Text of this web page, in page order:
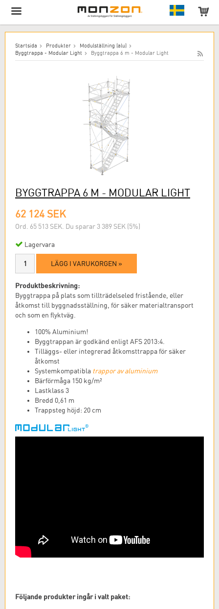
Produkten har lagts till i varukorgen!
Startsida Produkter
Modulställning (alu)
Byggtrappa - Modular Light
Byggtrappa 6 m - Modular Light
BYGGTRAPPA 6 M - MODULAR LIGHT
62 124 SEK
Ord. 65 513 SEK. Du sparar 3 389 SEK (5%)
Lagervara
LÄGG I VARUKORGEN »
Produktbeskrivning:
Byggtrappa på plats som tillträdelseled fristående, eller
åtkomst till byggnadsställning, för säker materialtransport
och som en flyktväg.
100% Aluminium!
Byggtrappan är godkänd enligt AFS 2013:4.
Tilläggs- eller integrerad åtkomsttrappa för säker
åtkomst
Systemkompatibla trappor av aluminium
Bärförmåga 150 kg/m²
Lastklass 3
Bredd 0,61 m
Trappsteg höjd: 20 cm
Följande produkter ingår i valt paket: